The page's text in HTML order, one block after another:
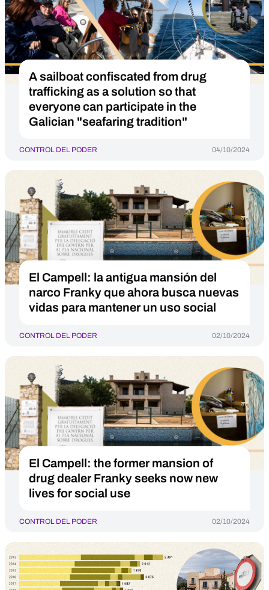
A sailboat confiscated from drug
trafficking as a solution so that
everyone can participate in the
Galician "seafaring tradition"
CONTROL DEL PODER 04/10/2024
El Campell: la antigua mansión del
narco Franky que ahora busca nuevas
vidas para mantener un uso social
CONTROL DEL PODER 02/10/2024
El Campell: the former mansion of
drug dealer Franky seeks now new
lives for social use
CONTROL DEL PODER 02/10/2024